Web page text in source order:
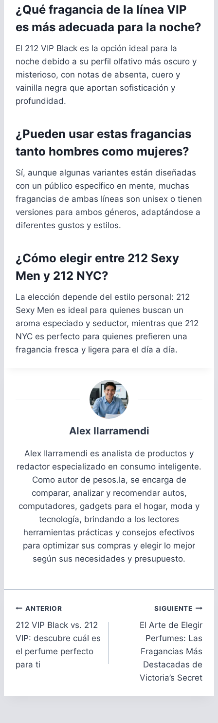
¿Qué fragancia de la línea VIP
es más adecuada para la noche?
El 212 VIP Black es la opción ideal para la
noche debido a su perfil olfativo más oscuro y
misterioso, con notas de absenta, cuero y
vainilla negra que aportan sofisticación y
profundidad.
¿Pueden usar estas fragancias
tanto hombres como mujeres?
Sí, aunque algunas variantes están diseñadas
con un público específico en mente, muchas
fragancias de ambas líneas son unisex o tienen
versiones para ambos géneros, adaptándose a
diferentes gustos y estilos.
¿Cómo elegir entre 212 Sexy
Men y 212 NYC?
La elección depende del estilo personal: 212
Sexy Men es ideal para quienes buscan un
aroma especiado y seductor, mientras que 212
NYC es perfecto para quienes prefieren una
fragancia fresca y ligera para el día a día.
Alex Ilarramendi
Alex Ilarramendi es analista de productos y
redactor especializado en consumo inteligente.
Como autor de pesos.la, se encarga de
comparar, analizar y recomendar autos,
computadores, gadgets para el hogar, moda y
tecnología, brindando a los lectores
herramientas prácticas y consejos efectivos
para optimizar sus compras y elegir lo mejor
según sus necesidades y presupuesto.
Navegación
de
entradas
ANTERIOR
212 VIP Black vs. 212
VIP: descubre cuál es
el perfume perfecto
para ti
SIGUIENTE
El Arte de Elegir
Perfumes: Las
Fragancias Más
Destacadas de
Victoria’s Secret